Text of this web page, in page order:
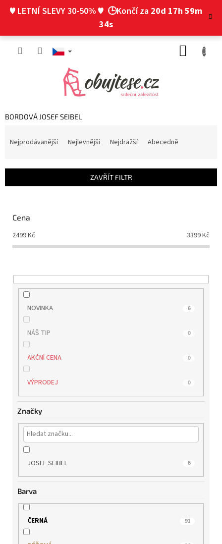
♥ LETNÍ SLEVY 30-50% ♥ 🕒Končí za 20d 17h 59m
33s
BORDOVÁ JOSEF SEIBEL
í
Nejprodávanější Nejlevnější Nejdražší Abecedně
ZAVŘÍT FILTR
Cena
2499Kč 3399Kč
NOVINKA 6
NÁŠ TIP 0
AKČNÍ CENA 0
VÝPRODEJ 0
Značky
JOSEF SEIBEL 6
Barva
ČERNÁ 91